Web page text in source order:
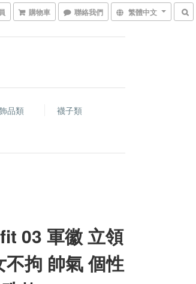
購物車 聯絡我們 繁體中文
品類
襪子類
03 軍徽 立領
拘 帥氣 個性